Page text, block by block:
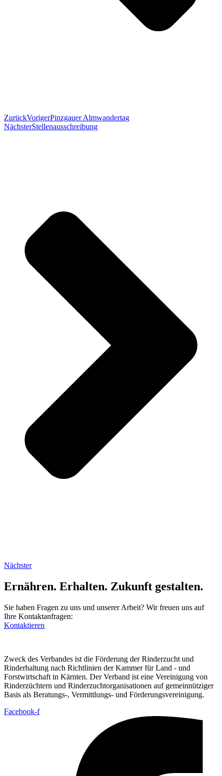
ZurückVorigerPinzgauer Almwandertag
NächsterStellenausschreibung
Nächster
Ernähren. Erhalten. Zukunft gestalten.
Sie haben Fragen zu uns und unserer Arbeit? Wir freuen uns auf
Ihre Kontaktanfragen:
Kontaktieren
Zweck des Verbandes ist die Förderung der Rinderzucht und
Rinderhaltung nach Richtlinien der Kammer für Land - und
Forstwirtschaft in Kärnten. Der Verband ist eine Vereinigung von
Rinderzüchtern und Rinderzuchtorganisationen auf gemeinnütziger
Basis als Beratungs-, Vermittlungs- und Förderungsvereinigung.
Facebook-f